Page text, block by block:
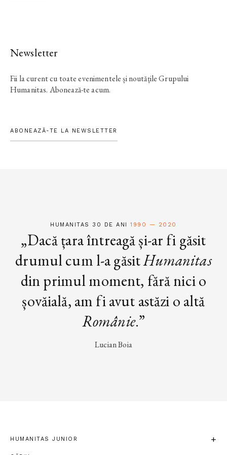
Newsletter
Fii la curent cu toate evenimentele și noutățile Grupului
Humanitas. Abonează-te acum.
ABONEAZĂ-TE LA NEWSLETTER
HUMANITAS 30 DE ANI1990 — 2020
„Dacă țara întreagă și-ar fi găsit
drumul cum l-a găsitHumanitas
din primul moment, fără nici o
șovăială, am fi avut astăzi o altă
Românie.”
Lucian Boia
HUMANITAS JUNIOR